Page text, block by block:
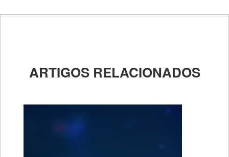
ARTIGOS RELACIONADOS